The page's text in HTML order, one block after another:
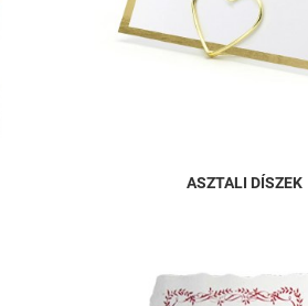
ASZTALI DÍSZEK